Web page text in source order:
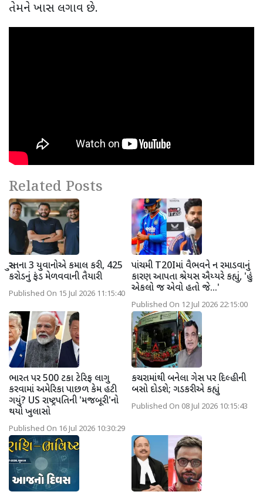
તેમને ખાસ લગાવ છે.
Related Posts
સુરતના 3 યુવાનોએ કમાલ કરી, 425
કરોડનું ફંડ મેળવવાની તૈયારી
Published On 15 Jul 2026 11:15:40
પાંચમી T20Iમાં વૈભવને ન રમાડવાનું
કારણ આપતા શ્રેયસ ઐય્યરે કહ્યું, 'હું
એકલો જ એવો હતો જે...'
Published On 12 Jul 2026 22:15:00
ભારત પર 500 ટકા ટેરિફ લાગુ
કરવામાં અમેરિકા પાછળ કેમ હટી
ગયું? US રાષ્ટ્રપતિની 'મજબૂરી'નો
થયો ખુલાસો
Published On 16 Jul 2026 10:30:29
કચરામાંથી બનેલા ગેસ પર દિલ્હીની
બસો દોડશે; ગડકરીએ કહ્યું
Published On 08 Jul 2026 10:15:43